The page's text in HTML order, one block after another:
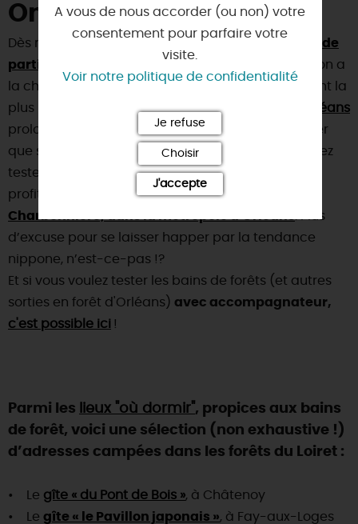
On s'y met quand ?
Dès maintenant, et n’importe quand !
Pas besoin de
partir au Canada pour profiter de belles forêts
, on a
la chance d’avoir la plus grande (et objectivement la
plus majestueuse !) forêt de France :
la forêt d’Orléans
prolongée par la forêt de Montargis. Sans compter
que si vous tenez à migrer plus au sud, vous pouvez
tester
les bains de forêt en Sologne
profiter de
bains de forêt dans le Parc de la
Charbonnière, dans la métropole d'Orléans
. Plus
d’excuse pour se laisser happer par la tendance
nippone, n’est-ce-pas !?
Et si vous voulez tester les bains de forêts (et autres
sorties en forêt d'Orléans) avec accompagnateur,
c'est possible ici !
Parmi les lieux "où dormir", propices aux bains
de forêt, voici une sélection (non exhaustive !)
d’adresses campées dans les forêts du Loiret :
• Le gîte « du Pont de Bois », à Châtenoy
• Le gîte « le Pavillon japonais », à Fay-aux-Loges
A vous de nous accorder (ou non) votre
consentement pour parfaire votre
visite.
Voir notre politique de confidentialité
Je refuse
Choisir
J'accepte